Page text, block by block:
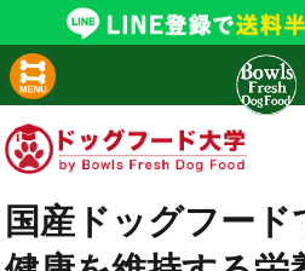
国産ドッグフード